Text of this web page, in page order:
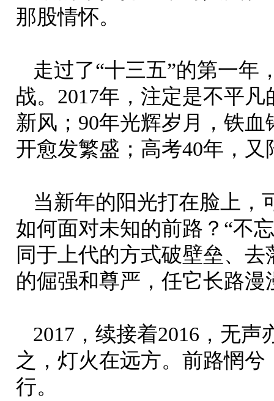
那股情怀。
走过了“十三五”的第一年
战。2017年，注定是不平
新风；90年光辉岁月，铁
开愈发繁盛；高考40年，
当新年的阳光打在脸上，
如何面对未知的前路？“不
同于上代的方式破壁垒、
的倔强和尊严，任它长路
2017，续接着2016，无
之，灯火在远方。前路惘
行。